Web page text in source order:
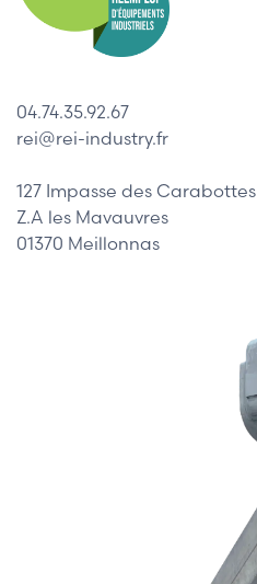
04.74.35.92.67
rei@rei-industry.fr
127 Impasse des Carabottes
Z.A les Mavauvres
01370 Meillonnas